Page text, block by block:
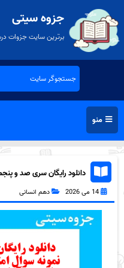
جزوه سیتی
برترین سایت جزوات
منو
دانلود رایگان سری صد و
دهم انسانی به همراه pdf
14 می 2026 دهم انسانی